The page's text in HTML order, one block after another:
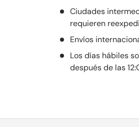
Ciudades
requieren
Envíos
Los días hábiles
después de las